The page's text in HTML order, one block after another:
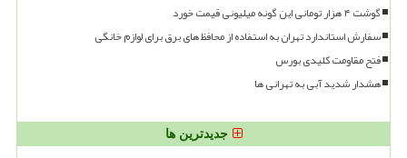
گوشت ۴ هزار تومانی این گونه میلیونی قیمت خورد
سفارش استاندارد تهران به استفاده از محافظ های برق برای لوازم خانگی
فتح مقاومت کلیدی بورس
هشدار شدید آبی به تهرانی ها
جدیدترین ها